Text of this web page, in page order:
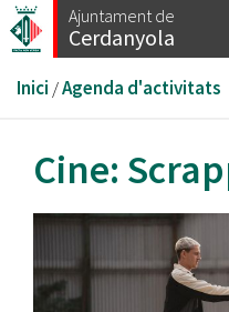
Vés
al
Ajuntament de
Cerdanyola
Esteu
aquí
Inici /Agenda d'activitats
Cine: